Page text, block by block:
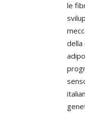
le
della